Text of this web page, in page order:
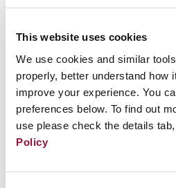
This website uses cookies
We use cookies and similar
properly, better understand how
improve your experience. You
preferences below. To find out
use please check the details
Policy
«Мы больше не должны
безумием».
Она призвала мировых
недавно принятый
ядерного оружия.
началом конца
сказала она. —
договору; навсегда